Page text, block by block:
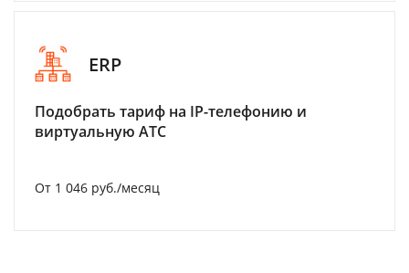
ERP
Подобрать тариф на IP-телефонию и
виртуальную АТС
От 1 046 руб./месяц